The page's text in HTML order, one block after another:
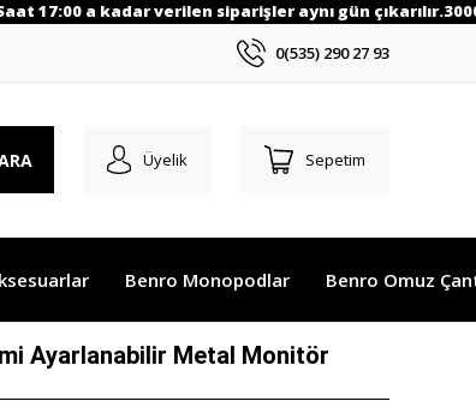
17:00 a kadar verilen siparişler aynı gün
0(535) 290 27 93
Üyelik Sepetim
Benro Monopodlar Benro Omuz
Ayarlanabilir Metal Monitör